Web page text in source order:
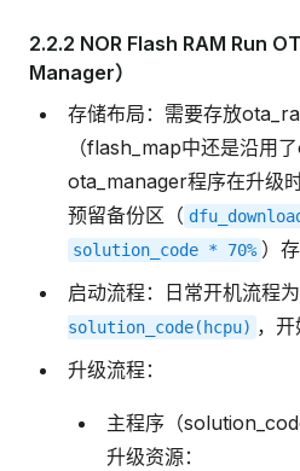
2.2.2 NOR Flash RAM Run
Manager）
存储布局：需要存放
（flash_map中还是沿用
ota_manager程序在升级
预留备份区（
solution_code * 70% ）
启动流程：日常开机流程为
solution_code(hcpu) ，开
升级流程：
主程序（
升级资源：